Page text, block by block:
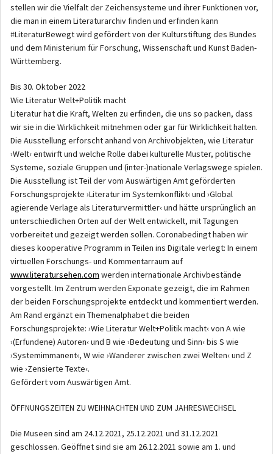
stellen wir die Vielfalt der Zeichensysteme und ihrer Funktionen vor,
die man in einem Literaturarchiv finden und erfinden kann
#LiteraturBewegt wird gefördert von der Kulturstiftung des Bundes
und dem Ministerium für Forschung, Wissenschaft und Kunst Baden-
Württemberg.
Bis 30. Oktober 2022
Wie Literatur Welt+Politik macht
Literatur hat die Kraft, Welten zu erfinden, die uns so packen, dass
wir sie in die Wirklichkeit mitnehmen oder gar für Wirklichkeit halten.
Die Ausstellung erforscht anhand von Archivobjekten, wie Literatur
›Welt‹ entwirft und welche Rolle dabei kulturelle Muster, politische
Systeme, soziale Gruppen und (inter-)nationale Verlagswege spielen.
Die Ausstellung ist Teil der vom Auswärtigen Amt geförderten
Forschungsprojekte ›Literatur im Systemkonflikt‹ und ›Global
agierende Verlage als Literaturvermittler‹ und hätte ursprünglich an
unterschiedlichen Orten auf der Welt entwickelt, mit Tagungen
vorbereitet und gezeigt werden sollen. Coronabedingt haben wir
dieses kooperative Programm in Teilen ins Digitale verlegt: In einem
virtuellen Forschungs- und Kommentarraum auf
www.literatursehen.com werden internationale Archivbestände
vorgestellt. Im Zentrum werden Exponate gezeigt, die im Rahmen
der beiden Forschungsprojekte entdeckt und kommentiert werden.
Am Rand ergänzt ein Themenalphabet die beiden
Forschungsprojekte: ›Wie Literatur Welt+Politik macht‹ von A wie
›(Erfundene) Autoren‹ und B wie ›Bedeutung und Sinn‹ bis S wie
›Systemimmanent‹, W wie ›Wanderer zwischen zwei Welten‹ und Z
wie ›Zensierte Texte‹.
Gefördert vom Auswärtigen Amt.
ÖFFNUNGSZEITEN ZU WEIHNACHTEN UND ZUM JAHRESWECHSEL
Die Museen sind am 24.12.2021, 25.12.2021 und 31.12.2021
geschlossen. Geöffnet sind sie am 26.12.2021 sowie am 1. und